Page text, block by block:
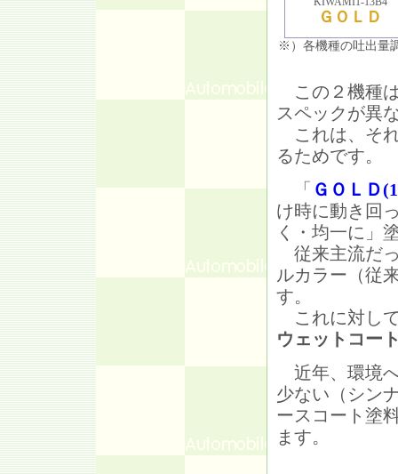
ＧＯＬＤ
※）各機種の吐出量
この２機種
スペックが異
これは、そ
るためです。
「 ＧＯＬＤ
け時に動き回
く・均一に」
従来主流だ
ルカラー（従
す。
これに対し
ウェットコー
近年、環境
少ない（シン
ースコート塗
ます。